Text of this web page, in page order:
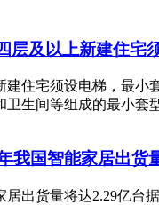
层及以上新建住宅
建住宅须设电梯，最小
卫生间等组成的最小套
我国智能家居出货
居出货量将达2.29亿台